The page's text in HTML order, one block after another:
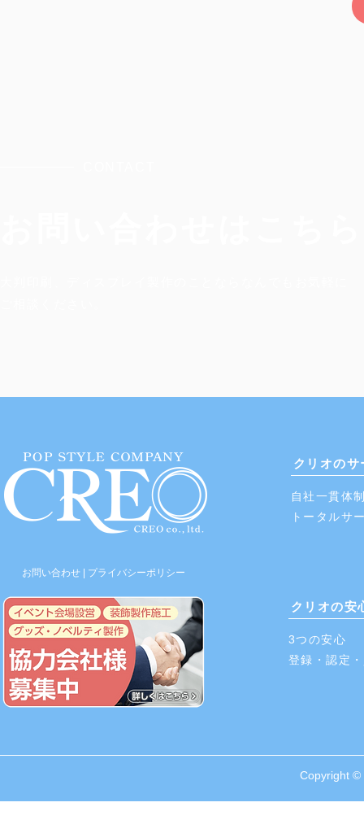
クリオのサ
自社一貫体
トータルサ
お問い合わせ プライバシーポリシー
クリオの安
3つの​安心
登録・認定
Copyright ©